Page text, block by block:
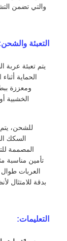
التعبئة
يتم تعبئة
الحماية
ومعززة
الخشبية
للشحن،
السكك
المصممة
تأمين مناسبة
العربات
بدقة للامتثال
التعليمات: